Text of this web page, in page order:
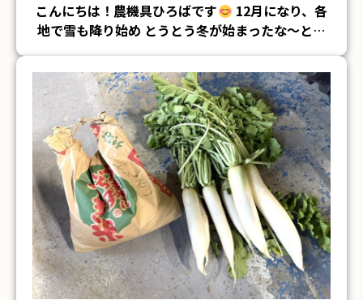
お目当てはこちらのすき焼き鍋！ 売り切れている
店舗もあったそうですが、なんとか残っていました
＞＜
■茨城店 スズテック播種機 いつもありがとうご
ざいます
こんにちは！農機具ひろばです
地で雪も降り始め とうとう冬が始まったな～とい